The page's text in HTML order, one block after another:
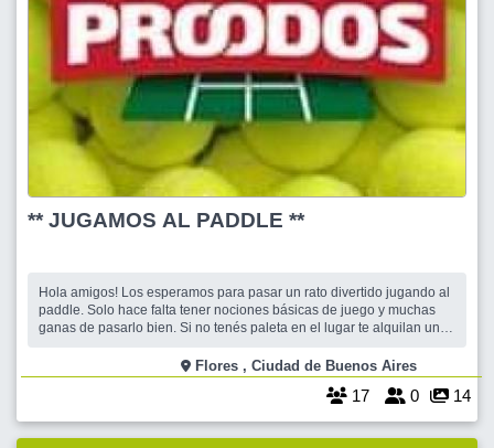
** JUGAMOS AL PADDLE **
Hola amigos! Los esperamos para pasar un rato divertido jugando al
paddle. Solo hace falta tener nociones básicas de juego y muchas
ganas de pasarlo bien. Si no tenés paleta en el lugar te alquilan una.
Flores , Ciudad de Buenos Aires
17 0 14